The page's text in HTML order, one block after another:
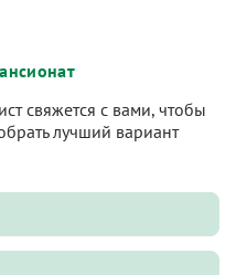
свяжется с вами, чтобы
лучший вариант